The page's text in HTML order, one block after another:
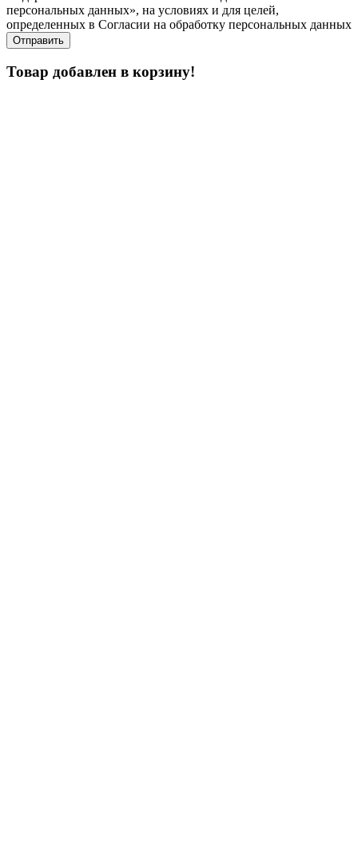
персональных данных», на условиях и для целей,
определенных в Согласии на обработку персональных данных
Товар добавлен в корзину!